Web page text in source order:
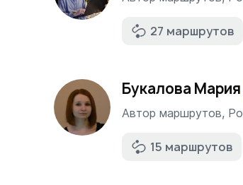
27 маршрутов
Букалова Мария
Автор маршрутов,
15 маршрутов